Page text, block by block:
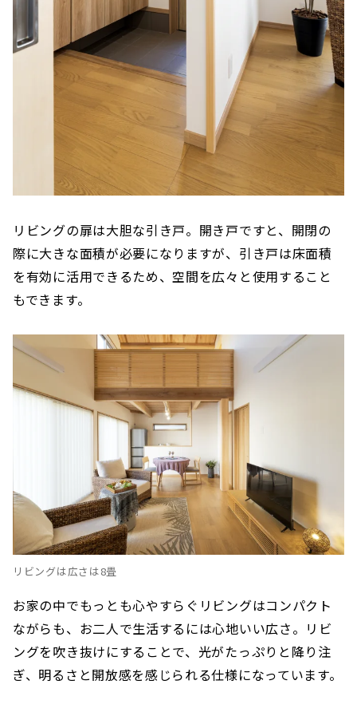
リビングの扉は大胆な引き戸。開き戸ですと、開閉の
際に大きな面積が必要になりますが、引き戸は床面積
を有効に活用できるため、空間を広々と使用すること
もできます。
リビングは広さは8畳
お家の中でもっとも心やすらぐリビングはコンパクト
ながらも、お二人で生活するには心地いい広さ。リビ
ングを吹き抜けにすることで、光がたっぷりと降り注
ぎ、明るさと開放感を感じられる仕様になっています。